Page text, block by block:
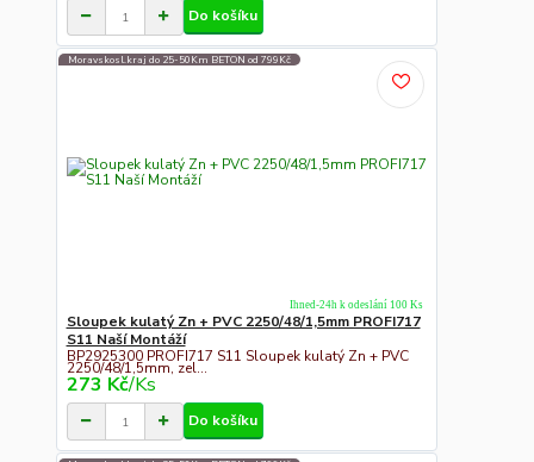
Do košíku
Moravskosl.kraj do 25-50Km BETON od 799Kč
Sloupek kulatý Zn + PVC 2250/48/1,5mm PROFI717
S11 Naší Montáží
BP2925300 PROFI717 S11 Sloupek kulatý Zn + PVC
2250/48/1,5mm, zel...
273 Kč/Ks
Ihned-24h k odeslání 100 Ks
Do košíku